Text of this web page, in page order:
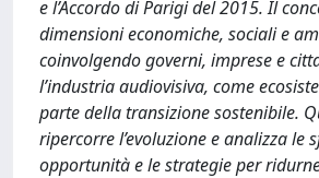
e l’Accordo di Parigi del 2015. Il
dimensioni economiche, sociali e
coinvolgendo governi, imprese e
l’industria audiovisiva, come
parte della transizione sostenibile.
ripercorre l’evoluzione e analizza le
opportunità e le strategie per